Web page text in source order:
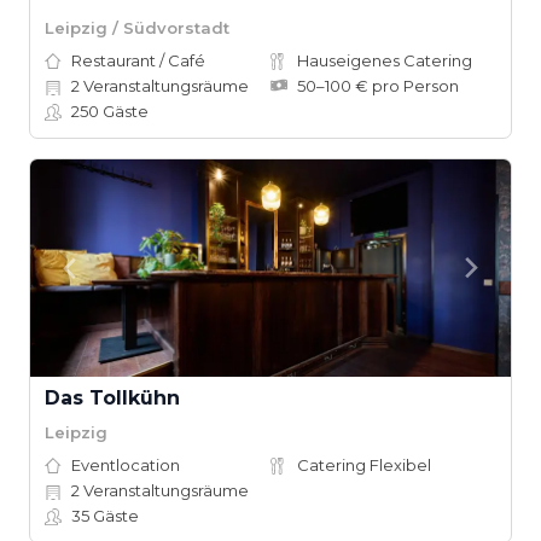
Leipzig / Südvorstadt
Restaurant / Café
Hauseigenes Catering
2 Veranstaltungsräume
50–100 € pro Person
250 Gäste
Das Tollkühn
Leipzig
Eventlocation
Catering Flexibel
2 Veranstaltungsräume
35 Gäste